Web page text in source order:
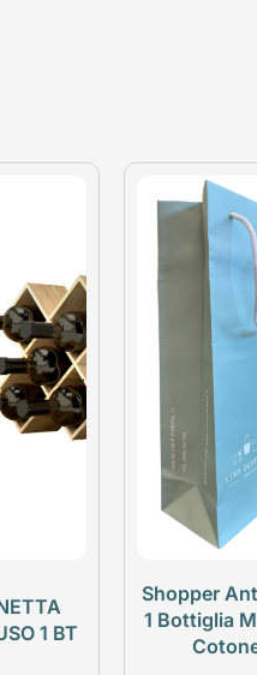
1 BT
Shopper
1 Bottiglia